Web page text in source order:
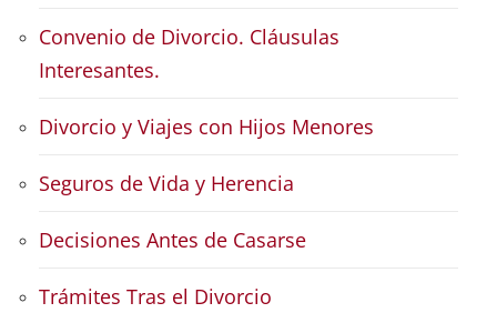
Convenio de Divorcio. Cláusulas
Interesantes.
Divorcio y Viajes con Hijos Menores
Seguros de Vida y Herencia
Decisiones Antes de Casarse
Trámites Tras el Divorcio